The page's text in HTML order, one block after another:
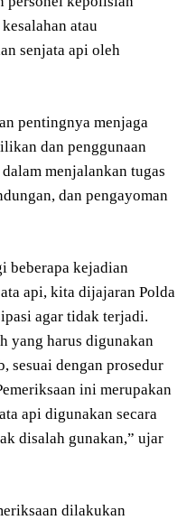
atau
senjata api oleh
pentingnya menjaga
dan penggunaan
menjalankan tugas
dan pengayoman
beberapa kejadian
api, kita dijajaran Polda
agar tidak terjadi.
yang harus digunakan
sesuai dengan prosedur
ini merupakan
api digunakan secara
disalah gunakan,” ujar
dilakukan